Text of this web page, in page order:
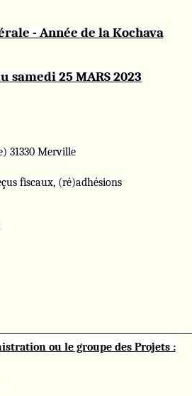
- Année de la Kochava
samedi 25 MARS 2023
Merville
(ré)adhésions
ou le groupe des Projets :